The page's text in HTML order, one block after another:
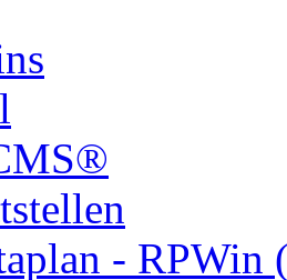
- RPWin